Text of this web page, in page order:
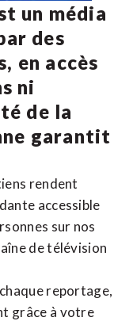
un média
des
en accès
ni
de la
garantit
rendent
accessible
sur nos
de télévision
reportage,
grâce à votre